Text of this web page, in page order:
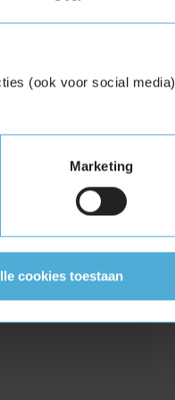
(ook voor social media)
Marketing
cookies toestaan